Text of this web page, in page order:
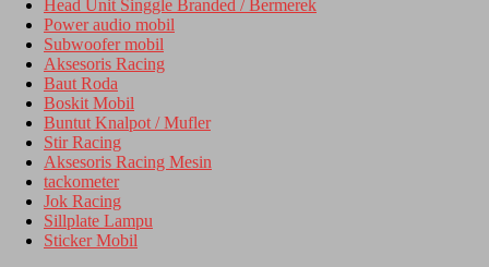
Head Unit Singgle Branded / Bermerek
Power audio mobil
Subwoofer mobil
Aksesoris Racing
Baut Roda
Boskit Mobil
Buntut Knalpot / Mufler
Stir Racing
Aksesoris Racing Mesin
tackometer
Jok Racing
Sillplate Lampu
Sticker Mobil